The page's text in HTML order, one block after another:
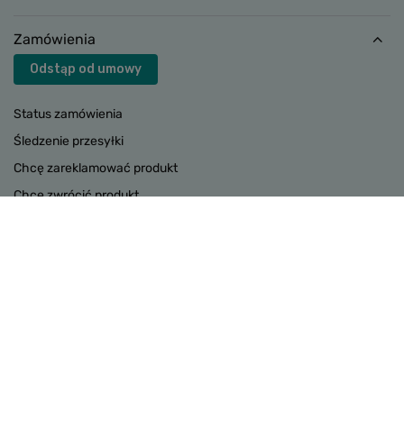
Zamówienia
Odstąp od umowy
Status zamówienia
Śledzenie przesyłki
Chcę zareklamować produkt
Chcę zwrócić produkt